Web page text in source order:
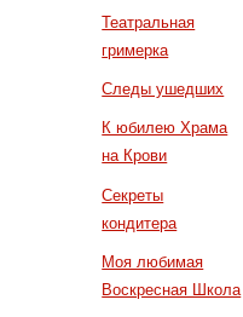
Театральная
гримерка
Следы ушедших
К юбилею Храма
на Крови
Секреты
кондитера
Моя любимая
Воскресная Школа